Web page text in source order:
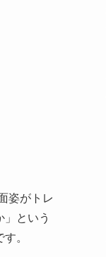
姿がトレ
という
。